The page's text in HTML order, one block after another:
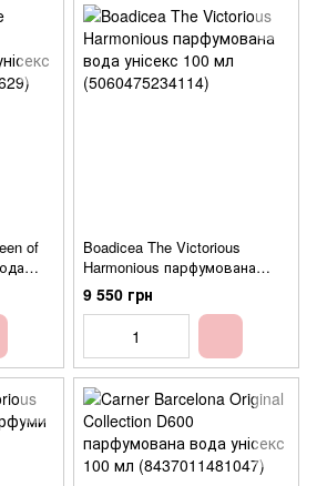
of
Boadicea The Victorious
Harmonious парфумована
вода унісекс 100 мл
(5060475234114)
9 550 грн